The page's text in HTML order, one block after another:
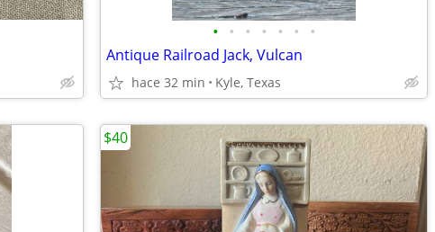
• • • • • • •
Antique Railroad Jack, Vulcan
hace 32 min Kyle, Texas
$40